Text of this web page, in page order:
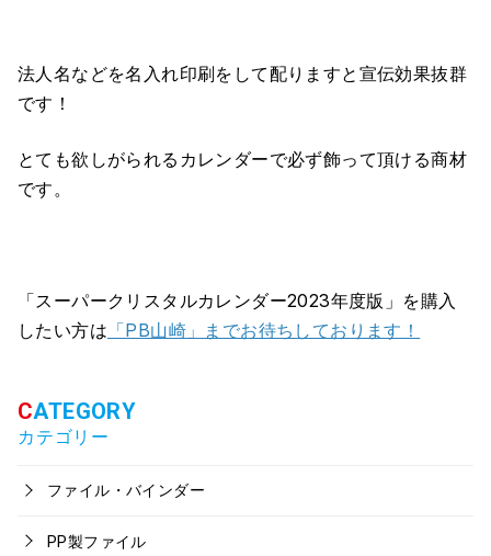
法人名などを名入れ印刷をして配りますと宣伝効果抜群
です！
とても欲しがられるカレンダーで必ず飾って頂ける商材
です。
「スーパークリスタルカレンダー2023年度版」を購入
したい方は 「PB山崎」までお待ちしております！
カテゴリー
ファイル・バインダー
PP製ファイル